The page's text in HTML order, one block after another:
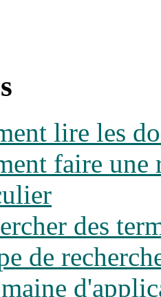
lire les
faire une
des
de